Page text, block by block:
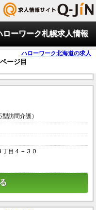
ーワーク札幌求人情報
ハローワーク北海道の求人
ージ目
訪問介護）
目４－３０